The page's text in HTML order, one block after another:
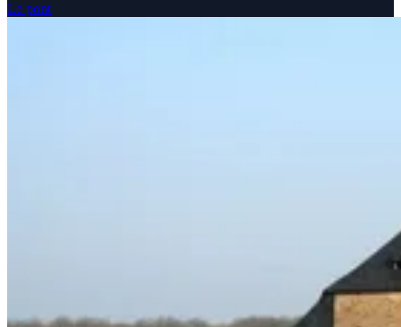
Le pont